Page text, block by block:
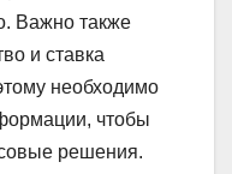
Важно также
и ставка
необходимо
чтобы
решения.